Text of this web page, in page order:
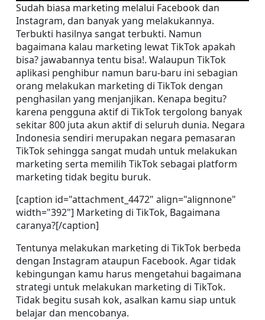
Sudah biasa marketing melalui Facebook dan
Instagram, dan banyak yang melakukannya.
Terbukti hasilnya sangat terbukti. Namun
bagaimana kalau marketing lewat TikTok apakah
bisa? jawabannya tentu bisa!. Walaupun TikTok
aplikasi penghibur namun baru-baru ini sebagian
orang melakukan marketing di TikTok dengan
penghasilan yang menjanjikan. Kenapa begitu?
karena pengguna aktif di TikTok tergolong banyak
sekitar 800 juta akun aktif di seluruh dunia. Negara
Indonesia sendiri merupakan negara pemasaran
TikTok sehingga sangat mudah untuk melakukan
marketing serta memilih TikTok sebagai platform
marketing tidak begitu buruk.
[caption id="attachment_4472" align="alignnone"
width="392"] Marketing di TikTok, Bagaimana
caranya?[/caption]
Tentunya melakukan marketing di TikTok berbeda
dengan Instagram ataupun Facebook. Agar tidak
kebingungan kamu harus mengetahui bagaimana
strategi untuk melakukan marketing di TikTok.
Tidak begitu susah kok, asalkan kamu siap untuk
belajar dan mencobanya.